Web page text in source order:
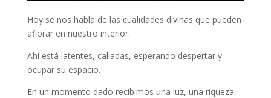
Hoy se nos habla de las cualidades divinas que pueden
aflorar en nuestro interior.
Ahí está latentes, calladas, esperando despertar y
ocupar su espacio.
En un momento dado recibimos una luz, una riqueza,